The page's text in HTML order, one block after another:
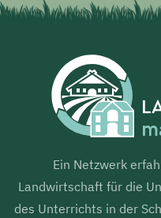
Ein Netzwerk
Landwirtschaft für die
des Unterrichts in der